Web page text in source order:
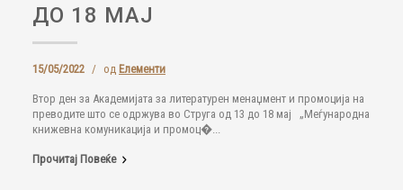
ДО 18 МАЈ
15/05/2022 / од Елементи
Втор ден за Академијата за литературен менаџмент и промоција на
преводите што се одржува во Струга од 13 до 18 мај „Меѓународна
книжевна комуникација и промоц�...
Прочитај Повеќе